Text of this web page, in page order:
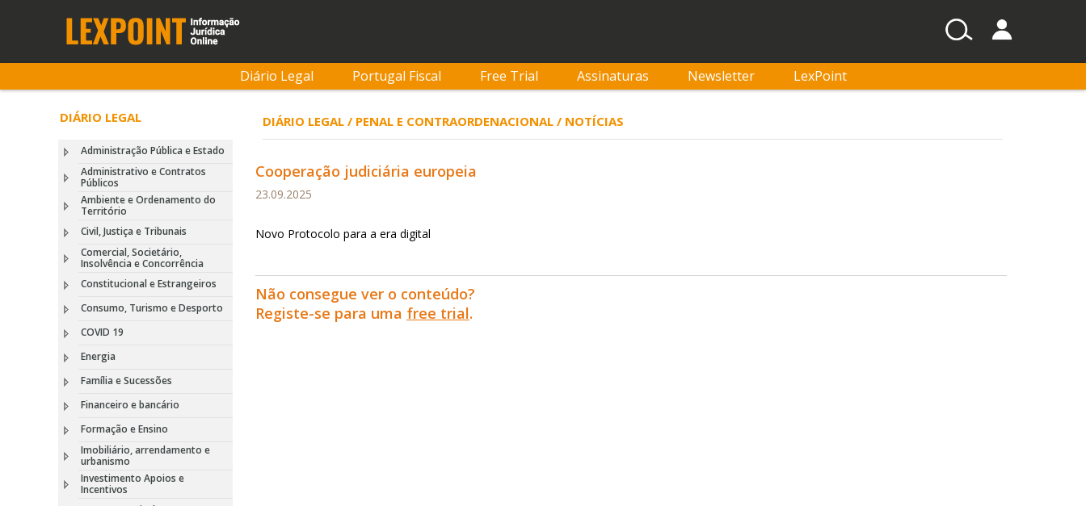
Diário Legal Portugal Fiscal Free Trial Assinaturas Newsletter LexPoint
DIÁRIO LEGAL
Administração Pública e Estado
Administrativo e Contratos
Públicos
Ambiente e Ordenamento do
Território
Civil, Justiça e Tribunais
Comercial, Societário,
Insolvência e Concorrência
Constitucional e Estrangeiros
Consumo, Turismo e Desporto
COVID 19
Energia
Família e Sucessões
Financeiro e bancário
Formação e Ensino
Imobiliário, arrendamento e
urbanismo
Investimento Apoios e
Incentivos
DIÁRIO LEGAL / PENAL E CONTRAORDENACIONAL / NOTÍCIAS
Cooperação judiciária europeia
23.09.2025
Novo Protocolo para a era digital
Não consegue ver o conteúdo?
Registe-se para uma free trial.